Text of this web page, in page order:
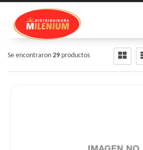
LIMPIEZA
JABON ROPA POLVO
Se encontraron 29 productos